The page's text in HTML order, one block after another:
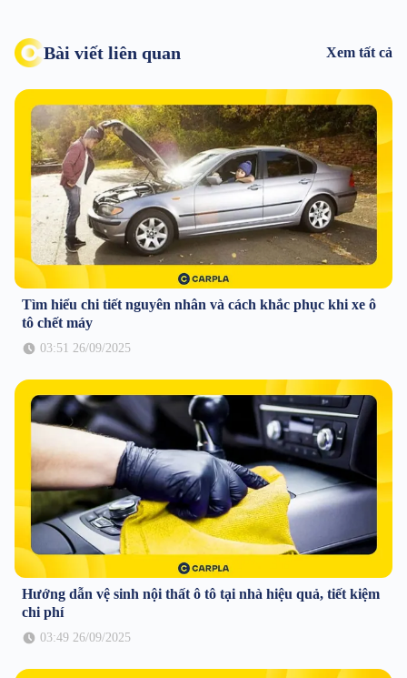
Bài viết liên quan Xem tất cả
Tìm hiểu chi tiết nguyên nhân và cách khắc phục khi xe ô
tô chết máy
03:51 26/09/2025
Hướng dẫn vệ sinh nội thất ô tô tại nhà hiệu quả, tiết kiệm
chi phí
03:49 26/09/2025